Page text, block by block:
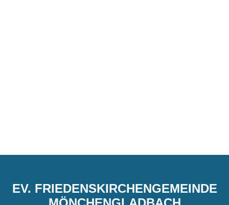
EV. FRIEDENSKIRCHENGEMEINDE